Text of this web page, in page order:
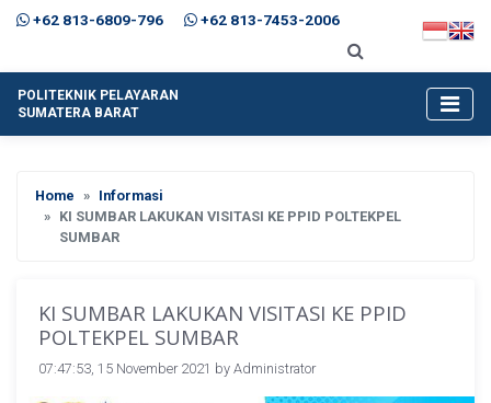
+62 813-6809-796 +62 813-7453-2006
POLITEKNIK PELAYARAN
SUMATERA BARAT
Home
Informasi
KI SUMBAR LAKUKAN VISITASI KE PPID POLTEKPEL
SUMBAR
KI SUMBAR LAKUKAN VISITASI KE PPID
POLTEKPEL SUMBAR
07:47:53, 15 November 2021 by Administrator